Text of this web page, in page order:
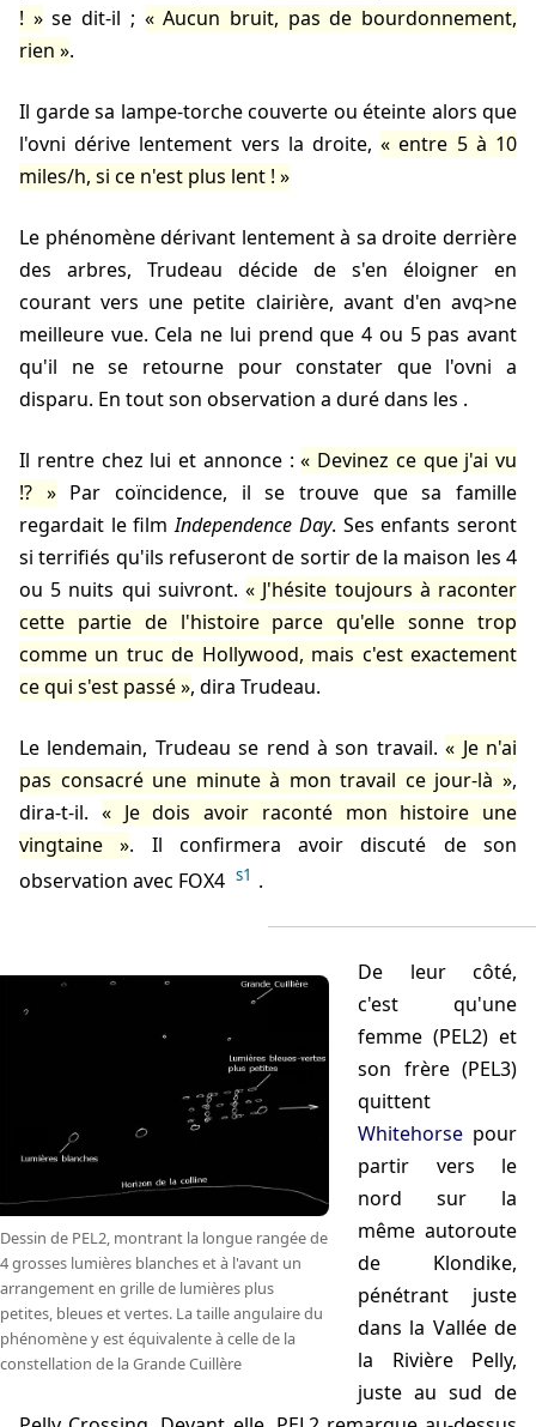
!
se dit-il ;
Aucun bruit, pas de bourdonnement,
rien
.
Il garde sa lampe-torche couverte ou éteinte alors que
l'ovni dérive lentement vers la droite,
entre 5 à 10
miles/h, si ce n'est plus lent !
Le phénomène dérivant lentement à sa droite derrière
des arbres, Trudeau décide de s'en éloigner en
courant vers une petite clairière, avant d'en avq>ne
meilleure vue. Cela ne lui prend que 4 ou 5 pas avant
qu'il ne se retourne pour constater que l'ovni a
disparu. En tout son observation a duré dans les .
Il rentre chez lui et annonce :
Devinez ce que j'ai vu
!?
Par coïncidence, il se trouve que sa famille
regardait le filmIndependence Day. Ses enfants seront
si terrifiés qu'ils refuseront de sortir de la maison les 4
ou 5 nuits qui suivront.
J'hésite toujours à raconter
cette partie de l'histoire parce qu'elle sonne trop
comme un truc de Hollywood, mais c'est exactement
ce qui s'est passé , dira Trudeau.
Le lendemain, Trudeau se rend à son travail.
Je n'ai
pas consacré une minute à mon travail ce jour-là
,
dira-t-il.
Je dois avoir raconté mon histoire une
vingtaine
. Il confirmera avoir discuté de son
observation avec FOX4 s1 .
Dessin de PEL2, montrant la longue rangée de
4 grosses lumières blanches et à l'avant un
arrangement en grille de lumières plus
petites, bleues et vertes. La taille angulaire du
phénomène y est équivalente à celle de la
constellation de la Grande Cuillère
De leur côté,
c'est qu'une
femme (PEL2) et
son frère (PEL3)
quittent
Whitehorse pour
partir vers le
nord sur la
même autoroute
de Klondike,
pénétrant juste
dans la Vallée de
la Rivière Pelly,
juste au sud de